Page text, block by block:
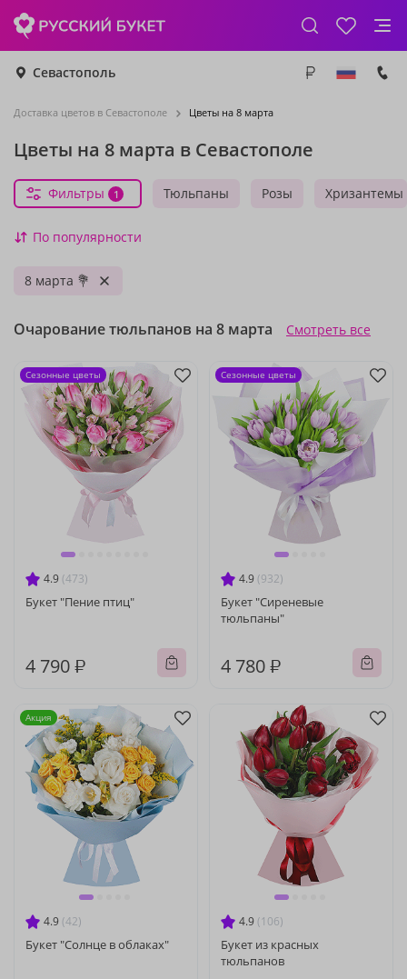
Севастополь
Доставка цветов в Севастополе Цветы на 8 марта
Цветы на 8 марта в Севастополе
Тюльпаны Розы Хризантемы
Фильтры 1
По популярности
8 марта 💐
Очарование тюльпанов на 8 марта Смотреть все
4.9 (473)
Букет "Пение птиц"
4 790 ₽
Сезонные цветы
4.9 (932)
Букет "Сиреневые
тюльпаны"
4 780 ₽
Сезонные цветы
4.9 (42)
Букет "Солнце в облаках"
Акция
4.9 (106)
Букет из красных
тюльпанов